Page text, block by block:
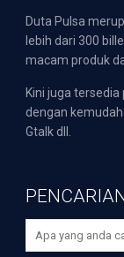
Duta Pulsa
lebih dari 300
macam produk
Kini juga
dengan
Gtalk dll.